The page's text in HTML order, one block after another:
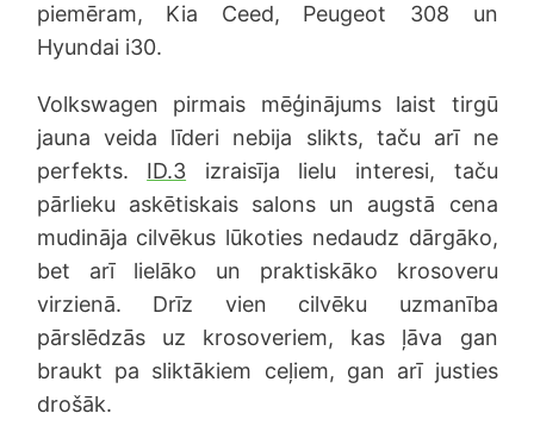
piemēram, Kia Ceed, Peugeot 308 un
Hyundai i30.
Volkswagen pirmais mēģinājums laist tirgū
jauna veida līderi nebija slikts, taču arī ne
perfekts. ID.3 izraisīja lielu interesi, taču
pārlieku askētiskais salons un augstā cena
mudināja cilvēkus lūkoties nedaudz dārgāko,
bet arī lielāko un praktiskāko krosoveru
virzienā. Drīz vien cilvēku uzmanība
pārslēdzās uz krosoveriem, kas ļāva gan
braukt pa sliktākiem ceļiem, gan arī justies
drošāk.